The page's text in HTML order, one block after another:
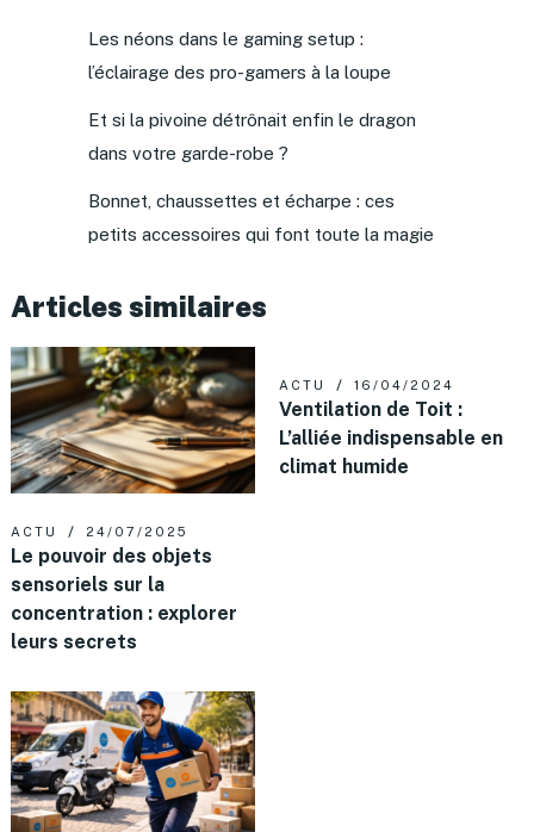
Les néons dans le gaming setup :
l’éclairage des pro-gamers à la loupe
Et si la pivoine détrônait enfin le dragon
dans votre garde-robe ?
Bonnet, chaussettes et écharpe : ces
petits accessoires qui font toute la magie
Articles similaires
ACTU 24/07/2025
Le pouvoir des objets
sensoriels sur la
concentration : explorer
leurs secrets
ACTU 16/04/2024
Ventilation de Toit :
L’alliée indispensable en
climat humide